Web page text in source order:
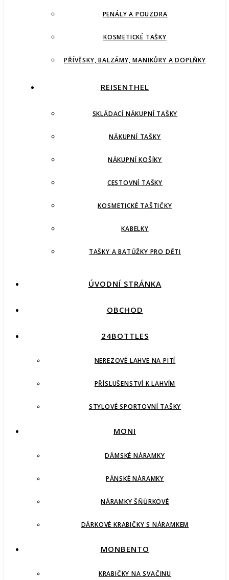
PENÁLY A POUZDRA
KOSMETICKÉ TAŠKY
PŘÍVĚSKY, BALZÁMY, MANIKŮRY A DOPLŇKY
REISENTHEL
SKLÁDACÍ NÁKUPNÍ TAŠKY
NÁKUPNÍ TAŠKY
NÁKUPNÍ KOŠÍKY
CESTOVNÍ TAŠKY
KOSMETICKÉ TAŠTIČKY
KABELKY
TAŠKY A BATŮŽKY PRO DĚTI
ÚVODNÍ STRÁNKA
OBCHOD
24BOTTLES
NEREZOVÉ LAHVE NA PITÍ
PŘÍSLUŠENSTVÍ K LAHVÍM
STYLOVÉ SPORTOVNÍ TAŠKY
MONI
DÁMSKÉ NÁRAMKY
PÁNSKÉ NÁRAMKY
NÁRAMKY ŠŇŮRKOVÉ
DÁRKOVÉ KRABIČKY S NÁRAMKEM
MONBENTO
KRABIČKY NA SVAČINU